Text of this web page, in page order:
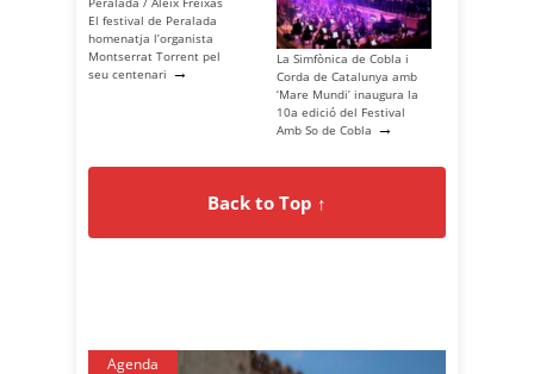
El festival de Peralada
homenatja l’organista
Montserrat Torrent pel
seu centenari →
La Simfònica de Cobla i
Corda de Catalunya amb
‘Mare Mundi’ inaugura la
10a edició del Festival
Amb So de Cobla →
Back to Top ↑
Agenda